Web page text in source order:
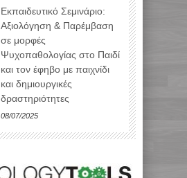
Εκπαιδευτικό Σεμινάριο:
Αξιολόγηση & Παρέμβαση
σε μορφές
Ψυχοπαθολογίας στο Παιδί
και τον έφηβο με παιχνίδι
και δημιουργικές
δραστηριότητες
08/07/2025